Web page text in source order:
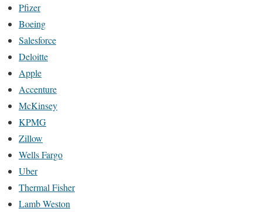
Pfizer
Boeing
Salesforce
Deloitte
Apple
Accenture
McKinsey
KPMG
Zillow
Wells Fargo
Uber
Thermal Fisher
Lamb Weston